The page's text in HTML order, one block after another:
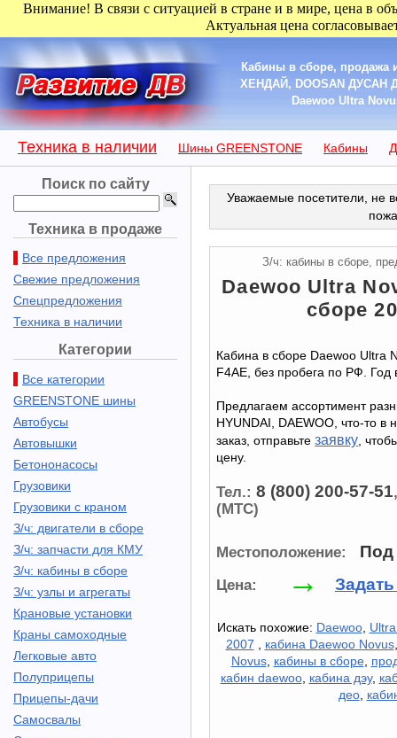
Внимание! В связи с ситуацией в стране и в мире, цена в
Актуальная цена
Кабины в сборе, продажа
ХЕНДАЙ, DOOSAN ДУСАН
Daewoo Ultra
Техника в наличии Шины GREENSTONE Кабины
Поиск по сайту
Техника в продаже
Все предложения
Свежие предложения
Спецпредложения
Техника в наличии
Категории
Все категории
GREENSTONE шины
Автобусы
Автовышки
Бетононасосы
Грузовики
Грузовики с краном
З/ч: двигатели в сборе
З/ч: запчасти для КМУ
З/ч: кабины в сборе
З/ч: узлы и агрегаты
Крановые установки
Краны самоходные
Легковые авто
Полуприцепы
Прицепы-дачи
Самосвалы
Уважаемые посетители, не
З/ч: кабины в сборе,
Daewoo Ultra
сборе
Кабина в сборе Daewoo Ultra
F4AE, без пробега по РФ. Год
Предлагаем ассортимент
HYUNDAI, DAEWOO, что-то в
заказ, отправьтезаявку,
цену.
Тел.:8 (800) 200-57-51
(МТС)
Местоположение: Под
Цена: →
Искать похожие: Daewoo,
2007 , кабина Daewoo Novus
Novus, кабины в сборе,
кабин daewoo, кабина дэу,
део,